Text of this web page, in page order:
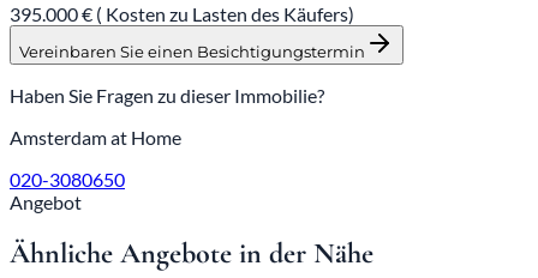
395.000 € ( Kosten zu Lasten des Käufers)
Vereinbaren Sie einen Besichtigungstermin
Haben Sie Fragen zu dieser Immobilie?
Amsterdam at Home
020-3080650
Angebot
Ähnliche Angebote in der Nähe